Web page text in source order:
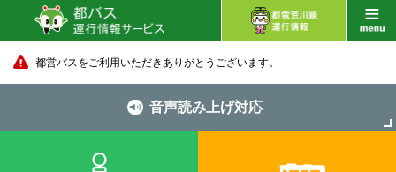
都営バスをご利用いただきありがとうございます。
音声読み上げ対応